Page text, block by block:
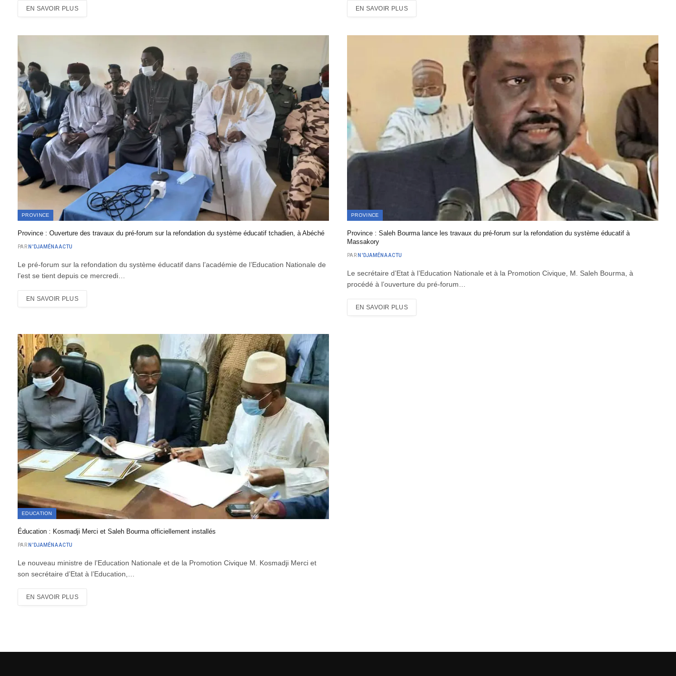
EN SAVOIR PLUS EN SAVOIR PLUS
PROVINCE
Province : Ouverture des travaux du pré-forum sur la refondation du système éducatif tchadien, à Abéché
PAR N'DJAMÉNA ACTU
Le pré-forum sur la refondation du système éducatif dans l’académie de l’Education Nationale de
l’est se tient depuis ce mercredi…
EN SAVOIR PLUS
PROVINCE
Province : Saleh Bourma lance les travaux du pré-forum sur la refondation du système éducatif à
Massakory
PAR N'DJAMÉNA ACTU
Le secrétaire d’Etat à l’Education Nationale et à la Promotion Civique, M. Saleh Bourma, à
procédé à l’ouverture du pré-forum…
EN SAVOIR PLUS
EDUCATION
Éducation : Kosmadji Merci et Saleh Bourma officiellement installés
PAR N'DJAMÉNA ACTU
Le nouveau ministre de l’Education Nationale et de la Promotion Civique M. Kosmadji Merci et
son secrétaire d’Etat à l’Education,…
EN SAVOIR PLUS